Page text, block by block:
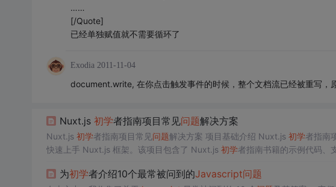
……
[/Quote]
已经单独赋值就不需要循环了
Exodia 2011-11-04
document.write, 在你点击触发事件的时候，整个文档流已经被重写，
Nuxt.js 初学者指南项目常见问题解决方案
Nuxt.js 初学者指南项目常见问题解决方案 项目基础介绍 Nuxt.js 初学者指南
快速上手 Nuxt.js 框架。该项目包含了 Nuxt.js 初学者指南书籍的示例代码、
为初学者介绍10个最常被问到的Javascript问题